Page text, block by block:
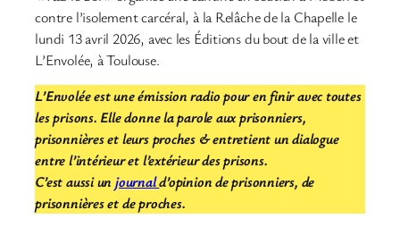
contre l’isolement carcéral, à la Relâche de la Chapelle le
lundi 13 avril 2026, avec les Éditions du bout de la ville et
L’Envolée, à Toulouse.
L’Envolée est une émission radio pour en finir avec toutes
les prisons. Elle donne la parole aux prisonniers,
prisonnières et leurs proches & entretient un dialogue
entre l’intérieur et l’extérieur des prisons.
C’est aussi unjournald’opinion de prisonniers, de
prisonnières et de proches.